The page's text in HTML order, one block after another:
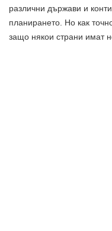
различни държави и
планирането. Но как
защо някои страни имат